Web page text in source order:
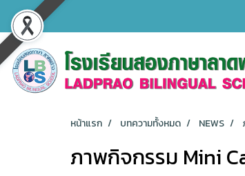
หน้าแรก บทความทั้งหมด NEWS
ภาพกิจกรรม Mini